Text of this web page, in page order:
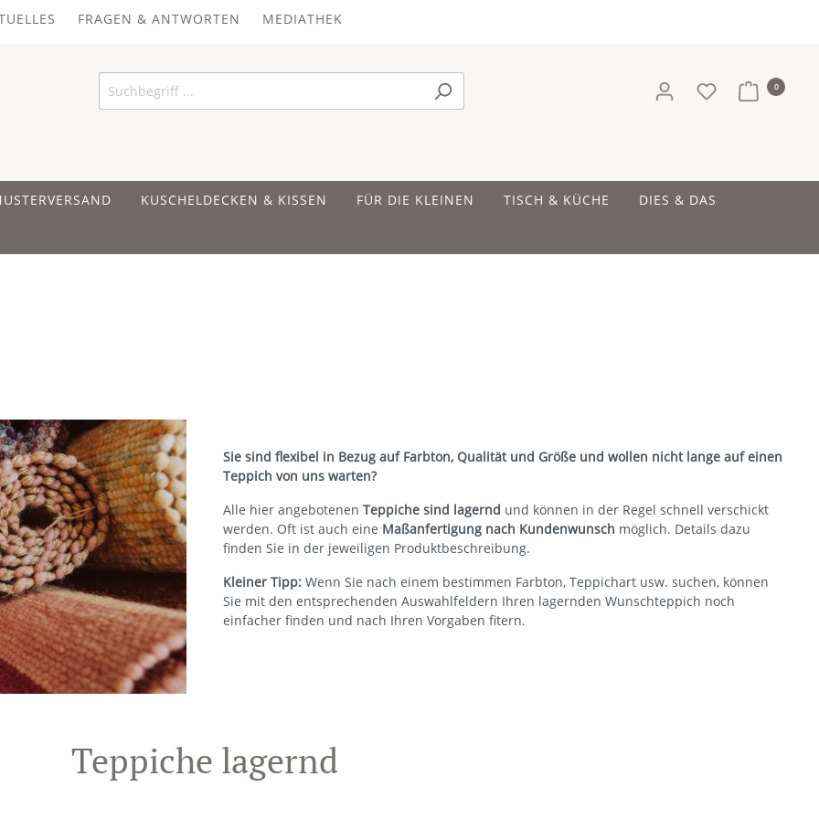
FRAGEN & ANTWORTEN MEDIATHEK
0
KUSCHELDECKEN & KISSEN FÜR DIE KLEINEN TISCH & KÜCHE DIES & DAS
Sie sind flexibel in Bezug auf Farbton, Qualität und Größe und wollen nicht lange auf einen
Teppich von uns warten?
Alle hier angebotenen Teppiche sind lagernd und können in der Regel schnell verschickt
werden. Oft ist auch eine Maßanfertigung nach Kundenwunsch möglich. Details dazu
finden Sie in der jeweiligen Produktbeschreibung.
Kleiner Tipp: Wenn Sie nach einem bestimmen Farbton, Teppichart usw. suchen, können
Sie mit den entsprechenden Auswahlfeldern Ihren lagernden Wunschteppich noch
einfacher finden und nach Ihren Vorgaben fitern.
Teppiche lagernd